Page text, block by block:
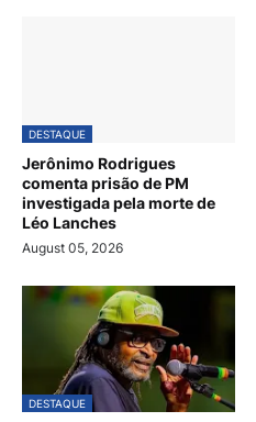
DESTAQUE
Jerônimo Rodrigues
comenta prisão de PM
investigada pela morte de
Léo Lanches
August 05, 2026
DESTAQUE